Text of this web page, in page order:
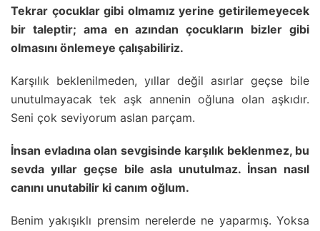
Tekrar çocuklar gibi olmamız yerine getirilemeyecek
bir taleptir; ama en azından çocukların bizler gibi
olmasını önlemeye çalışabiliriz.
Karşılık beklenilmeden, yıllar değil asırlar geçse bile
unutulmayacak tek aşk annenin oğluna olan aşkıdır.
Seni çok seviyorum aslan parçam.
İnsan evladına olan sevgisinde karşılık beklenmez, bu
sevda yıllar geçse bile asla unutulmaz. İnsan nasıl
canını unutabilir ki canım oğlum.
Benim yakışıklı prensim nerelerde ne yaparmış. Yoksa